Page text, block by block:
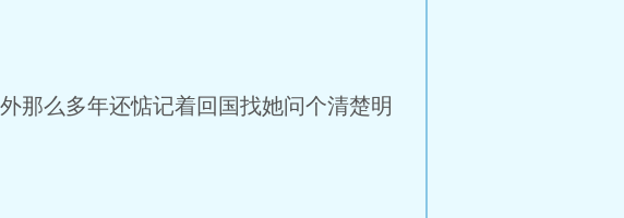
那么多年还惦记着回国找她问个清楚明